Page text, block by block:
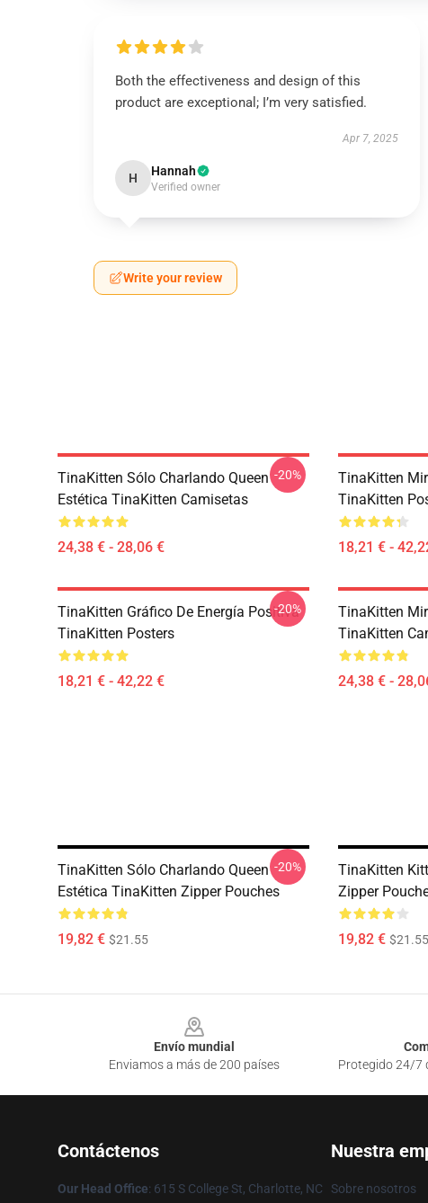
Both the effectiveness and design of this
product are exceptional; I’m very satisfied.
Apr 7, 2025
H Hannah
Verified owner
Write your review
TinaKitten Sólo Charlando Queen
Estética TinaKitten Camisetas
24,38 € - 28,06 €
-20%
TinaKitten
TinaKitten
18,21 € -
TinaKitten Gráfico De Energía Positiva
TinaKitten Posters
18,21 € - 42,22 €
-20%
TinaKitten
TinaKitten
24,38 € -
TinaKitten Sólo Charlando Queen
Estética TinaKitten Zipper Pouches
19,82 € $21.55
-20%
TinaKitten
Zipper
19,82 € $21.55
Envío mundial
Enviamos a más de 200 países
Protegido 24/7
Contáctenos
Our Head Office: 615 S College St, Charlotte, NC
Nuestra
Sobre nosotros